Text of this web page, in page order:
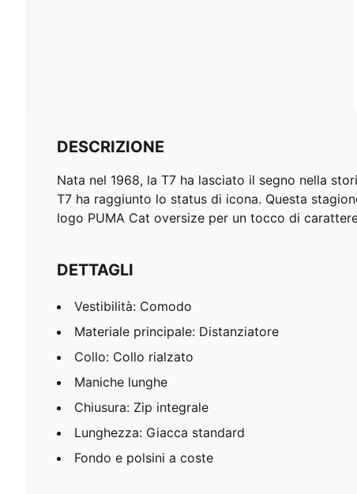
DESCRIZIONE
Nata nel 1968, la T7 ha lasciato il segno nella
T7 ha raggiunto lo status di icona. Questa
logo PUMA Cat oversize per un tocco di
DETTAGLI
Vestibilità: Comodo
Materiale principale: Distanziatore
Collo: Collo rialzato
Maniche lunghe
Chiusura: Zip integrale
Lunghezza: Giacca standard
Fondo e polsini a coste